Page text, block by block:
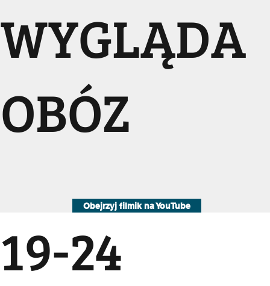
WYGLĄDA
OBÓZ
Obejrzyj filmik na YouTube
19-24